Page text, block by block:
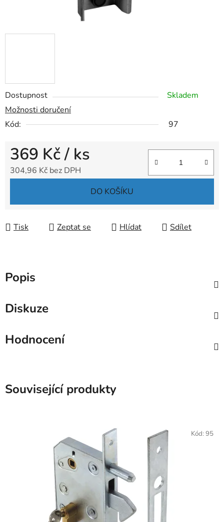
Dostupnost
Skladem
Možnosti doručení
Kód:
97
369 Kč/ ks
304,96 Kč bez DPH
DO KOŠÍKU
Tisk Zeptat se Hlídat Sdílet
Popis
Diskuze
Hodnocení
Související produkty
Kód: 95